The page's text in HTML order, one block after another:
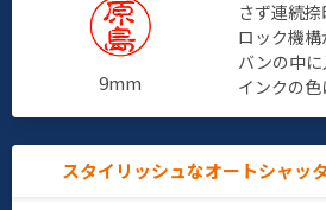
9mm
さず連続捺
ロック機
バンの中に
インクの色
スタイリッシュなオートシャッ